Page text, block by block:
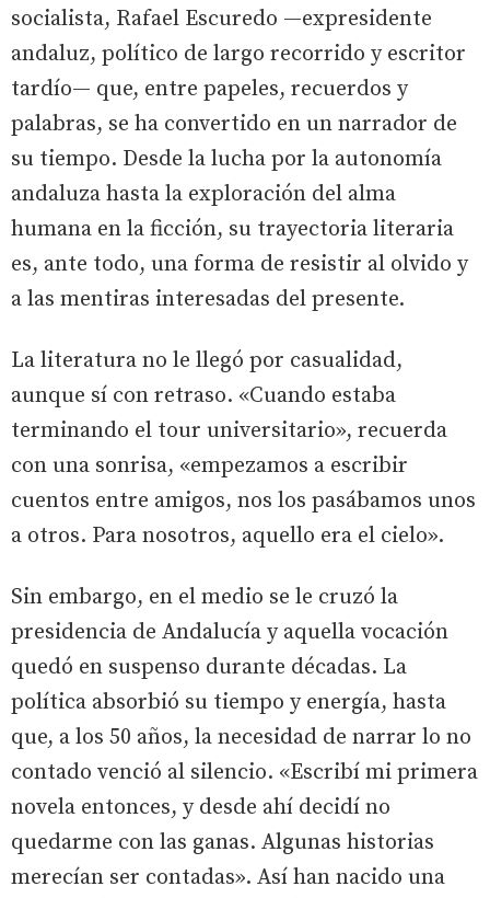
socialista, Rafael Escuredo —expresidente
andaluz, político de largo recorrido y escritor
tardío— que, entre papeles, recuerdos y
palabras, se ha convertido en un narrador de
su tiempo. Desde la lucha por la autonomía
andaluza hasta la exploración del alma
humana en la ficción, su trayectoria literaria
es, ante todo, una forma de resistir al olvido y
a las mentiras interesadas del presente.
La literatura no le llegó por casualidad,
aunque sí con retraso. «Cuando estaba
terminando el tour universitario», recuerda
con una sonrisa, «empezamos a escribir
cuentos entre amigos, nos los pasábamos unos
a otros. Para nosotros, aquello era el cielo».
Sin embargo, en el medio se le cruzó la
presidencia de Andalucía y aquella vocación
quedó en suspenso durante décadas. La
política absorbió su tiempo y energía, hasta
que, a los 50 años, la necesidad de narrar lo no
contado venció al silencio. «Escribí mi primera
novela entonces, y desde ahí decidí no
quedarme con las ganas. Algunas historias
merecían ser contadas». Así han nacido una